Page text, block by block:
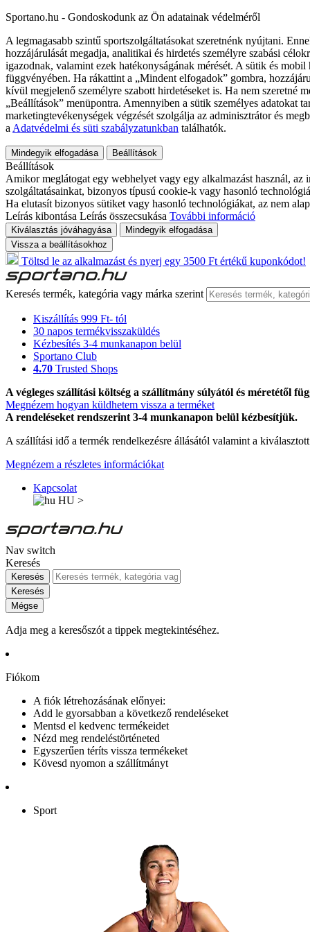
Sportano.hu - Gondoskodunk az Ön adatainak védelméről
A legmagasabb szintű sportszolgáltatásokat szeretnénk nyújtani.
hozzájárulását megadja, analitikai és hirdetés személyre szabási
igazodnak, valamint ezek hatékonyságának mérését. A sütik és
függvényében. Ha rákattint a „Mindent elfogadok” gombra,
kívül megjelenő személyre szabott hirdetéseket is. Ha nem szeretné
„Beállítások” menüpontra. Amennyiben a sütik személyes adatokat
marketingtevékenységek végzését szolgálja az adminisztrátor és
a Adatvédelmi és süti szabályzatunkban találhatók.
Mindegyik elfogadása Beállítások
Beállítások
Amikor meglátogat egy webhelyet vagy egy alkalmazást használ,
szolgáltatásainkat, bizonyos típusú cookie-k vagy hasonló
Ha elutasít bizonyos sütiket vagy hasonló technológiákat, az nem
Leírás kibontása Leírás összecsukása További információ
Kiválasztás jóváhagyása
Mindegyik elfogadása
Vissza a beállításokhoz
Töltsd le az alkalmazást és nyerj egy 3500 Ft értékű kuponkódot!
Keresés termék, kategória vagy márka szerint
Kiszállítás 999 Ft- tól
30 napos termékvisszaküldés
Kézbesítés 3-4 munkanapon belül
Sportano Club
4.70 Trusted Shops
A végleges szállítási költség a szállítmány súlyától és méretétől
Megnézem hogyan küldhetem vissza a terméket
A rendeléseket rendszerint 3-4 munkanapon belül kézbesítjük.
A szállítási idő a termék rendelkezésre állásától valamint a
Megnézem a részletes információkat
Kapcsolat
HU >
Nav switch
Keresés
Keresés
Keresés
Mégse
Adja meg a keresőszót a tippek megtekintéséhez.
Fiókom
A fiók létrehozásának előnyei:
Add le gyorsabban a következő rendeléseket
Mentsd el kedvenc termékeidet
Nézd meg rendeléstörténeted
Egyszerűen téríts vissza termékeket
Kövesd nyomon a szállítmányt
Sport